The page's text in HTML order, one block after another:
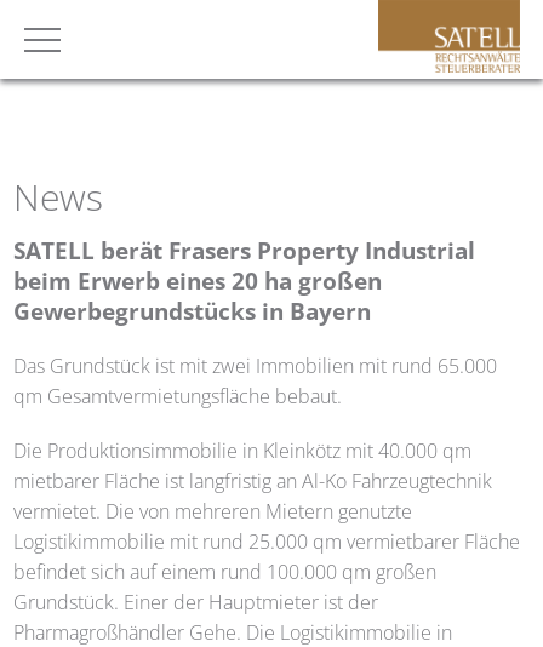
News
SATELL berät Frasers Property Industrial
beim Erwerb eines 20 ha großen
Gewerbegrundstücks in Bayern
Das Grundstück ist mit zwei Immobilien mit rund 65.000
qm Gesamtvermietungsfläche bebaut.
Die Produktionsimmobilie in Kleinkötz mit 40.000 qm
mietbarer Fläche ist langfristig an Al-Ko Fahrzeugtechnik
vermietet. Die von mehreren Mietern genutzte
Logistikimmobilie mit rund 25.000 qm vermietbarer Fläche
befindet sich auf einem rund 100.000 qm großen
Grundstück. Einer der Hauptmieter ist der
Pharmagroßhändler Gehe. Die Logistikimmobilie in